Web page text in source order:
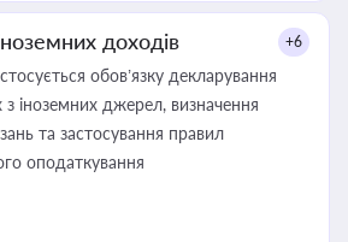
доходів +6
обов’язку декларування
іноземних джерел, визначення
та застосування правил
оподаткування